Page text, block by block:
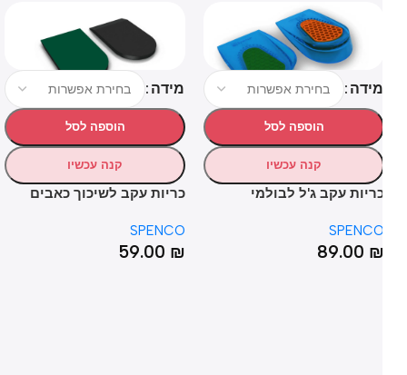
הוספה לסל
קנה עכשיו
עקב ג'ל לבולמי
SPENCO® Performance
Heel
89.00
מידה
הוספה לסל
קנה עכשיו
כריות עקב לשיכוך כאבים
Cushions
SPENCO
59.00